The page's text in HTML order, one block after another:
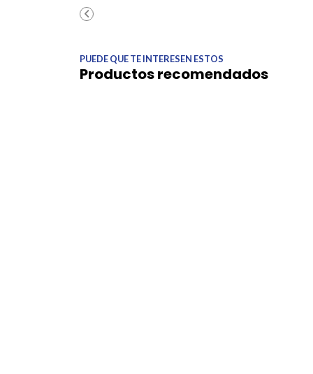
PUEDE QUE TE INTERESEN ESTOS
Productos recomendados